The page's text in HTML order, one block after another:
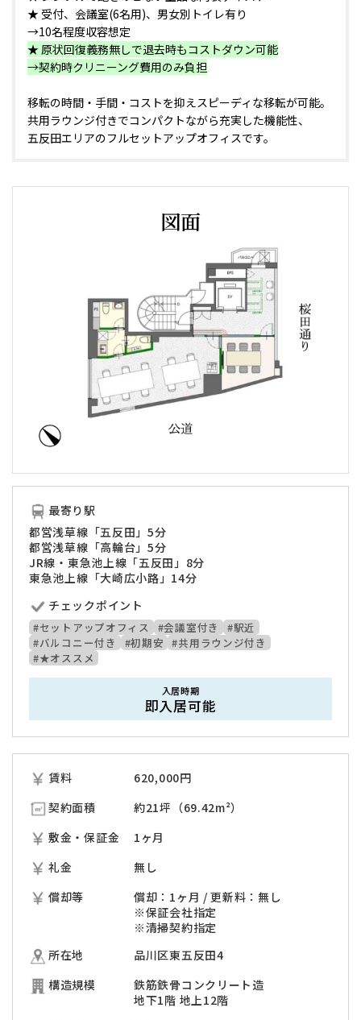
★ 受付、会議室(6名用)、男女別トイレ有り
→10名程度収容想定
★ 原状回復義務無しで退去時もコストダウン可能
→契約時クリニーング費用のみ負担
移転の時間・手間・コストを抑えスピーディな移転が可能。
共用ラウンジ付きでコンパクトながら充実した機能性、
五反田エリアのフルセットアップオフィスです。
図面
最寄り駅
都営浅草線「五反田」5分
都営浅草線「高輪台」5分
JR線・東急池上線「五反田」8分
東急池上線「大崎広小路」14分
チェックポイント
#セットアップオフィス #会議室付き
#駅近
#バルコニー付き
#初期安
#共用ラウンジ付き
#★オススメ
入居時期
即入居可能
賃料 620,000円
契約面積
約21坪（69.42m²）
敷金・保証金
1ヶ月
礼金
無し
償却等
償却：1ヶ月 / 更新料：無し
※保証会社指定
※清掃契約指定
所在地
品川区東五反田4
構造規模
鉄筋鉄骨コンクリート造
地下1階 地上12階